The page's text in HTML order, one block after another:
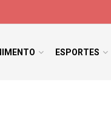
ESPORTES